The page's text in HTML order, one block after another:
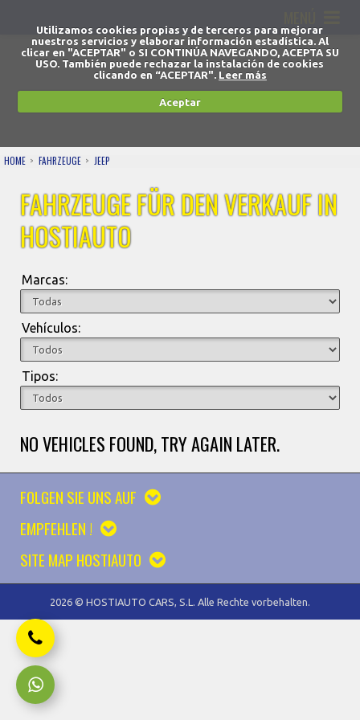
Utilizamos cookies propias y de terceros para mejorar
nuestros servicios y elaborar información estadística. Al
clicar en "ACEPTAR" o SI CONTINÚA NAVEGANDO, ACEPTA SU
USO. También puede rechazar la instalación de cookies
clicando en “ACEPTAR". Leer más
Aceptar
HOME FAHRZEUGE JEEP
FAHRZEUGE FÜR DEN VERKAUF IN
HOSTIAUTO
Marcas:
Vehículos:
Tipos:
NO VEHICLES FOUND, TRY AGAIN LATER.
FOLGEN SIE UNS AUF
EMPFEHLEN !
SITE MAP HOSTIAUTO
2026 © HOSTIAUTO CARS, S.L. Alle Rechte vorbehalten.